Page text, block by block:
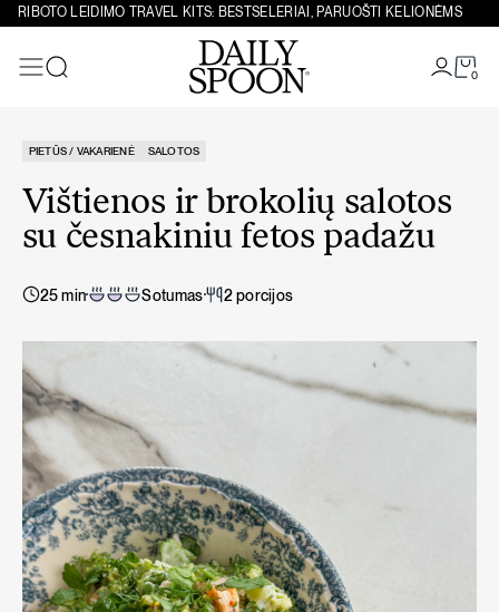
Eiti prie turinio
RIBOTO LEIDIMO TRAVEL KITS: BESTSELERIAI, PARUOŠTI KELIONĖMS
0
PIETŪS / VAKARIENĖ SALOTOS
Vištienos ir brokolių salotos
su česnakiniu fetos padažu
25 min Sotumas 2 porcijos